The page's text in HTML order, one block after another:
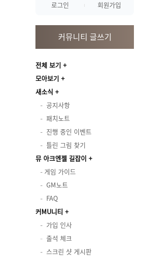
로그인 회원가입
커뮤니티 글쓰기
전체 보기
모아보기
새소식
공지사항
패치노트
진행 중인 이벤트
틀린 그림 찾기
뮤 아크엔젤 길잡이
게임 가이드
GM노트
FAQ
커MU니티
가입 인사
출석 체크
스크린 샷 게시판